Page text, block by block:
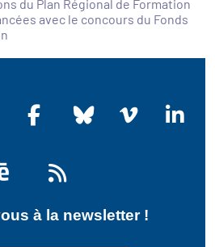
du Plan Régional de Formation
avec le concours du Fonds
à la newsletter !